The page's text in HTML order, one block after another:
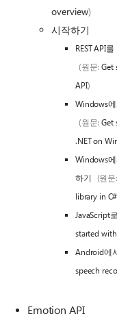
overview)
시작하기
REST API
(원문:Get
API)
Windows
(원문:Get
.NET on
Windows
하기
(원문:
library in
JavaScript
started
Android에
speech
Emotion API